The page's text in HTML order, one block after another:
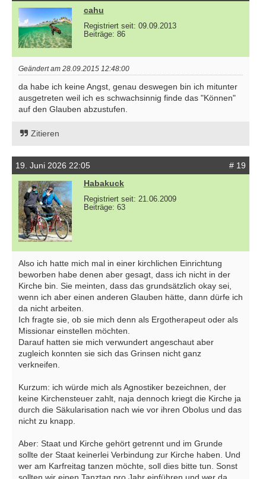
cahu
Registriert seit: 09.09.2013
Beiträge: 86
Geändert am 28.09.2015 12:48:00
da habe ich keine Angst, genau deswegen bin ich mitunter
ausgetreten weil ich es schwachsinnig finde das "Können"
auf den Glauben abzustufen.
Zitieren
19. Juni 2026 22:05
# 19
Habakuck
Registriert seit: 21.06.2009
Beiträge: 63
Also ich hatte mich mal in einer kirchlichen Einrichtung
beworben habe denen aber gesagt, dass ich nicht in der
Kirche bin. Sie meinten, dass das grundsätzlich okay sei,
wenn ich aber einen anderen Glauben hätte, dann dürfe ich
da nicht arbeiten.
Ich fragte sie, ob sie mich denn als Ergotherapeut oder als
Missionar einstellen möchten.
Darauf hatten sie mich verwundert angeschaut aber
zugleich konnten sie sich das Grinsen nicht ganz
verkneifen.
Kurzum: ich würde mich als Agnostiker bezeichnen, der
keine Kirchensteuer zahlt, naja dennoch kriegt die Kirche ja
durch die Säkularisation nach wie vor ihren Obolus und das
nicht zu knapp.
Aber: Staat und Kirche gehört getrennt und im Grunde
sollte der Staat keinerlei Verbindung zur Kirche haben. Und
wer am Karfreitag tanzen möchte, soll dies bitte tun. Sonst